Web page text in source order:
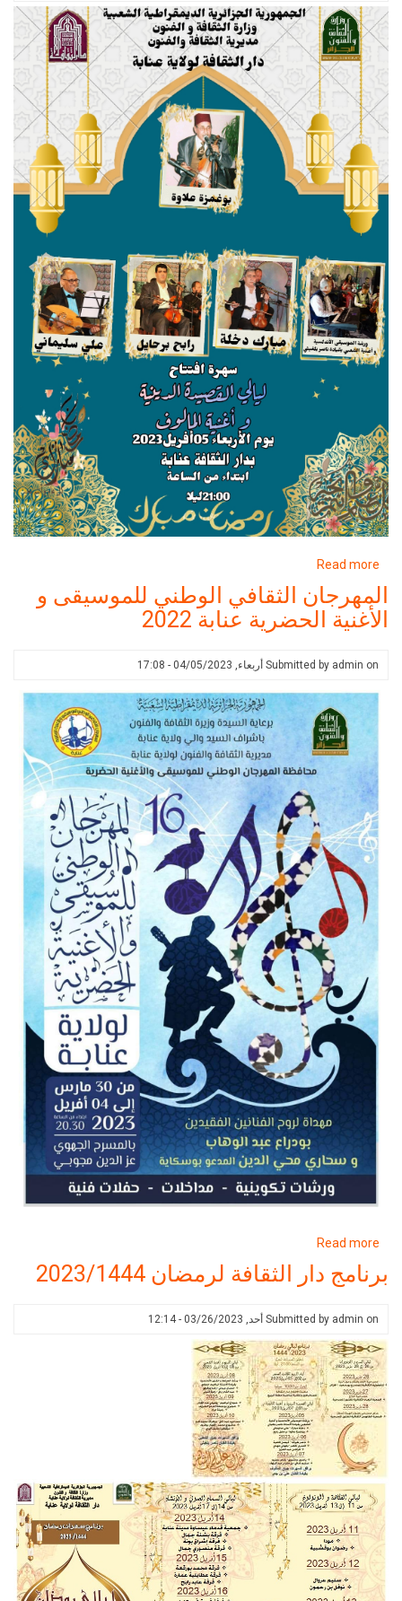
about
البرنامج
الثقافي
لنشاطات
الثقافة
رمضان
المبارك
1444/
2023
الثقافي الوطني للموسيقى و
عنابة 2022
Submitted أربعاء, 04/05/2023 - 17:08
about
المهرجان
الثقافي
للموسيقى
الأغنية
الحضرية
عنابة
2022
الثقافة لرمضان 2023/1444
Submitted أحد, 03/26/2023 - 12:14